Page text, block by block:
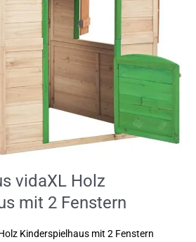
vidaXL Holz
mit 2 Fenstern
Kinderspielhaus mit 2 Fenstern